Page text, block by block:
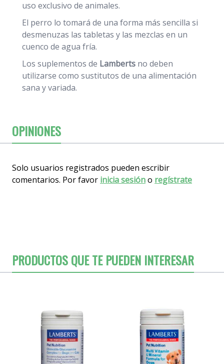
uso exclusivo de animales.
El perro lo tomará de una forma más sencilla si
desmenuzas las tabletas y las mezclas en un
cuenco de agua fría.
Los suplementos de Lamberts no deben
utilizarse como sustitutos de una alimentación
sana y variada.
OPINIONES
Solo usuarios registrados pueden escribir
comentarios. Por favor inicia sesióno regístrate
PRODUCTOS QUE TE PUEDEN INTERESAR